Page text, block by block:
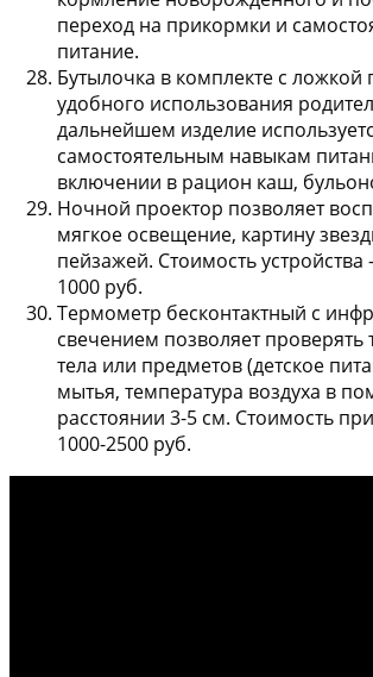
переход на прикормки и
питание.
Бутылочка в комплекте с ложкой
удобного использования
дальнейшем изделие
самостоятельным навыкам
включении в рацион каш,
Ночной проектор позволяет
мягкое освещение, картину
пейзажей. Стоимость
1000 руб.
Термометр бесконтактный с
свечением позволяет проверять
тела или предметов (детское
мытья, температура воздуха в
расстоянии 3-5 см. Стоимость
1000-2500 руб.